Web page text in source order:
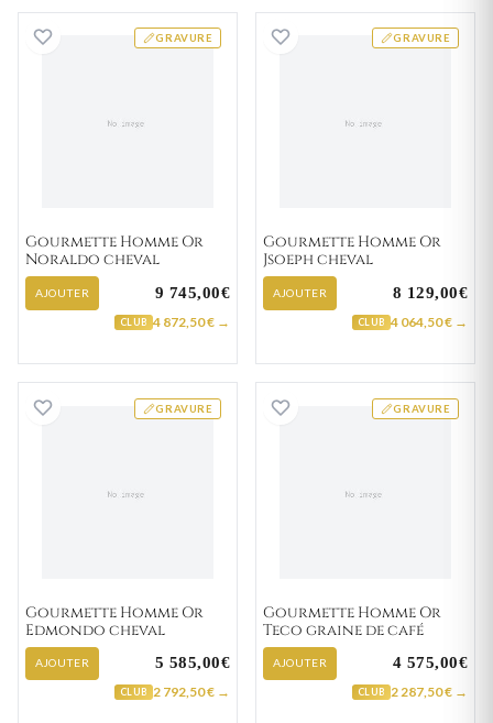
GRAVURE
Gourmette Homme Or Noraldo cheval
Gourmette Homme Or
Noraldo cheval
AJOUTER 9 745,00€
CLUB 4 872,50 € →
GRAVURE
Gourmette
Gourmette Homme Or
Jsoeph cheval
AJOUTER 8 129,00€
CLUB 4 064,50 € →
GRAVURE
Gourmette Homme Or Edmondo cheval
Gourmette Homme Or
Edmondo cheval
AJOUTER 5 585,00€
CLUB 2 792,50 € →
GRAVURE
Gourmette
Gourmette Homme Or
Teco graine de café
AJOUTER 4 575,00€
CLUB 2 287,50 € →